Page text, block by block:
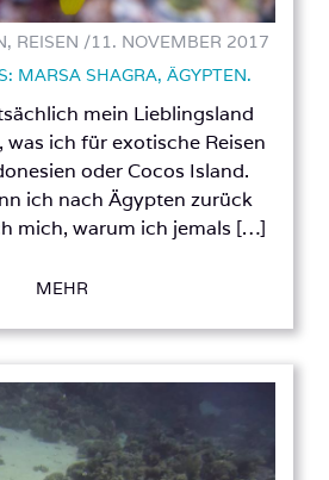
REISEN /11. NOVEMBER 2017
MARSA SHAGRA, ÄGYPTEN.
mein Lieblingsland
was ich für exotische Reisen
oder Cocos Island.
ich nach Ägypten zurück
mich, warum ich jemals […]
MEHR